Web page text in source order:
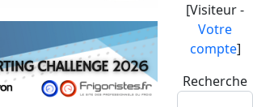
[Visiteur -
Votre
compte]
Recherche